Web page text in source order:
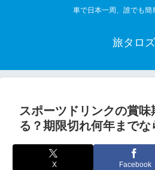
車で日本一周、誰でも簡
旅タロズ
スポーツドリンクの賞
る？期限切れ何年までな
X Facebook